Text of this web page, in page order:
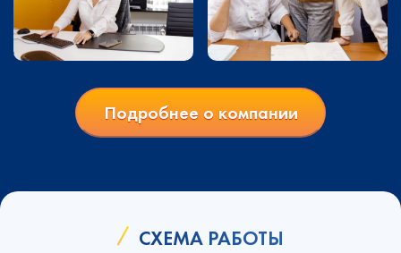
Подробнее о компании
СХЕМА РАБОТЫ